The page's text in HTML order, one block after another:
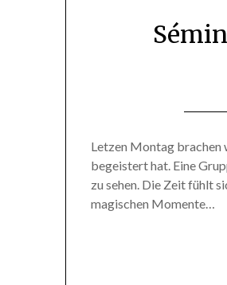
Letzen Montag brachen
begeistert hat. Eine
zu sehen. Die Zeit fühlt
magischen Momente…